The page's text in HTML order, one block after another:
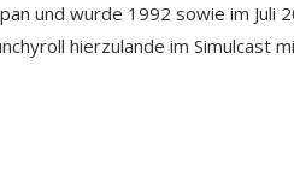
und wurde 1992 sowie im
hierzulande im Simulcast